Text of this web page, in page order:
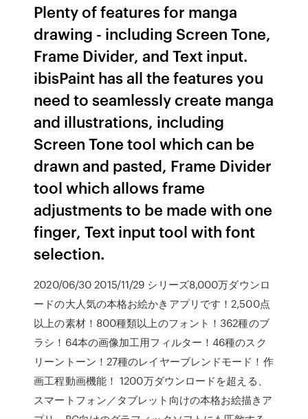
Plenty of features for manga
drawing - including Screen Tone,
Frame Divider, and Text input.
ibisPaint has all the features you
need to seamlessly create manga
and illustrations, including
Screen Tone tool which can be
drawn and pasted, Frame Divider
tool which allows frame
adjustments to be made with one
finger, Text input tool with font
selection.
2020/06/30 2015/11/29 シリーズ8,000万ダウンロ
ードの大人気の本格お絵かきアプリです！2,500点
以上の素材！800種類以上のフォント！362種のブ
ラシ！64本の画像加工用フィルター！46種のスク
リーントーン！27種のレイヤーブレンドモード！作
画工程動画機能！ 1200万ダウンロードを超える、
スマートフォン／タブレット向けの本格お絵描きア